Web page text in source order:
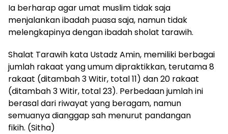
Ia berharap agar umat muslim tidak saja
menjalankan ibadah puasa saja, namun tidak
melengkapinya dengan ibadah sholat tarawih.
Shalat Tarawih kata Ustadz Amin, memiliki berbagai
jumlah rakaat yang umum dipraktikkan, terutama 8
rakaat (ditambah 3 Witir, total 11) dan 20 rakaat
(ditambah 3 Witir, total 23). Perbedaan jumlah ini
berasal dari riwayat yang beragam, namun
semuanya dianggap sah menurut pandangan
fikih. (Sitha)